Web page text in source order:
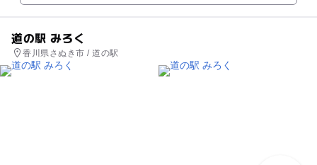
道の駅 みろく
香川県さぬき市 / 道の駅